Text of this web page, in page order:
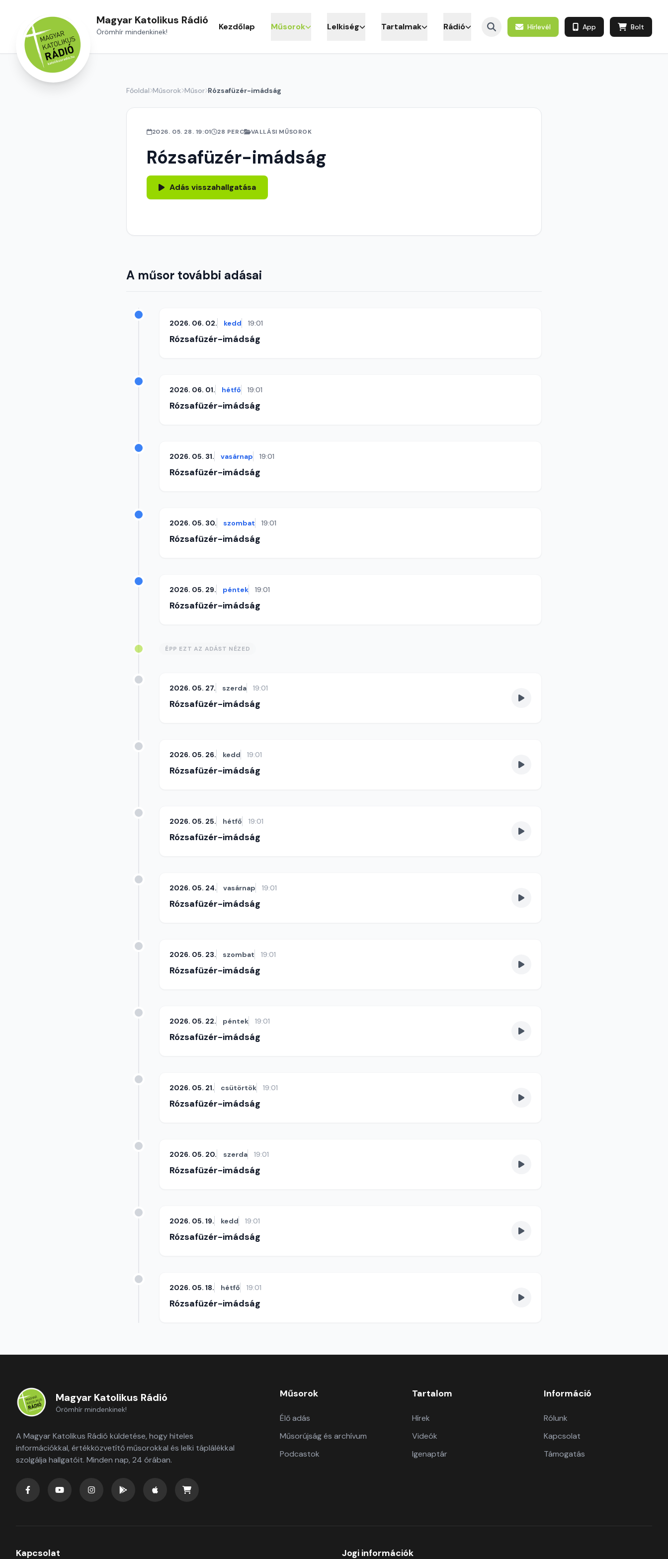
Magyar Katolikus Rádió
Örömhír mindenkinek! Kezdőlap Műsorok Lelkiség Tartalmak Rádió Hírlevél App Bolt
Főoldal Műsorok Műsor Rózsafüzér-imádság
2026. 05. 28. 19:01 28 PERC VALLÁSI MŰSOROK
Rózsafüzér-imádság
Adás visszahallgatása
A műsor további adásai
2026. 06. 02. kedd 19:01
Rózsafüzér-imádság
2026. 06. 01. hétfő 19:01
Rózsafüzér-imádság
2026. 05. 31. vasárnap 19:01
Rózsafüzér-imádság
2026. 05. 30. szombat 19:01
Rózsafüzér-imádság
2026. 05. 29. péntek 19:01
Rózsafüzér-imádság
ÉPP EZT AZ ADÁST NÉZED
2026. 05. 27. szerda 19:01
Rózsafüzér-imádság
2026. 05. 26. kedd 19:01
Rózsafüzér-imádság
2026. 05. 25. hétfő 19:01
Rózsafüzér-imádság
2026. 05. 24. vasárnap 19:01
Rózsafüzér-imádság
2026. 05. 23. szombat 19:01
Rózsafüzér-imádság
2026. 05. 22. péntek 19:01
Rózsafüzér-imádság
2026. 05. 21. csütörtök 19:01
Rózsafüzér-imádság
2026. 05. 20. szerda 19:01
Rózsafüzér-imádság
2026. 05. 19. kedd 19:01
Rózsafüzér-imádság
2026. 05. 18. hétfő 19:01
Rózsafüzér-imádság
Magyar Katolikus Rádió
Örömhír mindenkinek!
A Magyar Katolikus Rádió küldetése, hogy hiteles
információkkal, értékközvetítő műsorokkal és lelki táplálékkal
szolgálja hallgatóit. Minden nap, 24 órában.
Műsorok
Élő adás
Műsorújság és archívum
Podcastok
Tartalom
Hírek
Videók
Igenaptár
Információ
Rólunk
Kapcsolat
Támogatás
Kapcsolat Jogi információk